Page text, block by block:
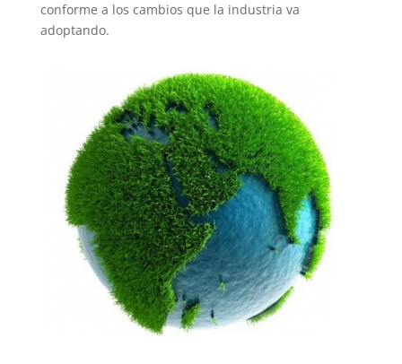
conforme a los cambios que la industria va
adoptando.